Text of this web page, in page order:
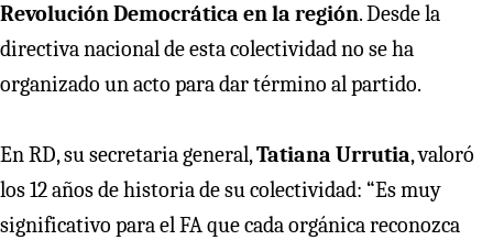
Revolución Democrática en la región. Desde la
directiva nacional de esta colectividad no se ha
organizado un acto para dar término al partido.
En RD, su secretaria general,Tatiana Urrutia, valoró
los 12 años de historia de su colectividad: “Es muy
significativo para el FA que cada orgánica reconozca